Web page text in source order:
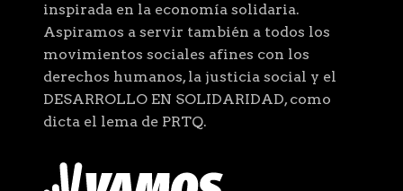
inspirada en la economía solidaria.
Aspiramos a servir también a todos los
movimientos sociales afines con los
derechos humanos, la justicia social y el
DESARROLLO EN SOLIDARIDAD, como
dicta el lema de PRTQ.